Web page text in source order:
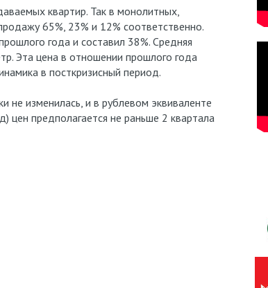
квартир. Так в монолитных,
65%, 23% и 12% соответственно.
года и составил 38%. Средняя
Эта цена в отношении прошлого года
в посткризисный период.
не изменилась, и в рублевом эквиваленте
предполагается не раньше 2 квартала